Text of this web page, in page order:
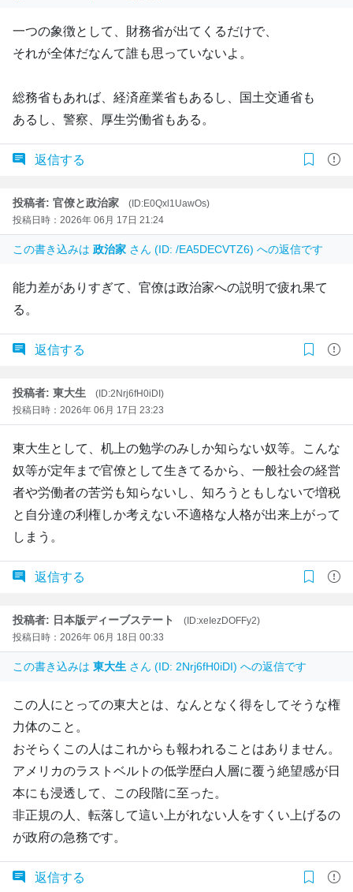
一つの象徴として、財務省が出てくるだけで、
それが全体だなんて誰も思っていないよ。
総務省もあれば、経済産業省もあるし、国土交通省も
あるし、警察、厚生労働省もある。
返信する
投稿者: 官僚と政治家
(ID:E0Qxl1UawOs)
投稿日時：2026年 06月 17日 21:24
この書き込みは 政治家 さん (ID: /EA5DECVTZ6) への返信です
能力差がありすぎて、官僚は政治家への説明で疲れ果て
る。
返信する
投稿者: 東大生
(ID:2Nrj6fH0iDI)
投稿日時：2026年 06月 17日 23:23
東大生として、机上の勉学のみしか知らない奴等。こんな
奴等が定年まで官僚として生きてるから、一般社会の経営
者や労働者の苦労も知らないし、知ろうともしないで増税
と自分達の利権しか考えない不適格な人格が出来上がって
しまう。
返信する
投稿者: 日本版ディーブステート
(ID:xeIezDOFFy2)
投稿日時：2026年 06月 18日 00:33
この書き込みは 東大生 さん (ID: 2Nrj6fH0iDI) への返信です
この人にとっての東大とは、なんとなく得をしてそうな権
力体のこと。
おそらくこの人はこれからも報われることはありません。
アメリカのラストベルトの低学歴白人層に覆う絶望感が日
本にも浸透して、この段階に至った。
非正規の人、転落して這い上がれない人をすくい上げるの
が政府の急務です。
返信する